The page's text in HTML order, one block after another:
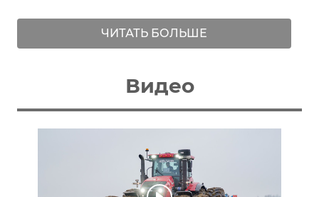
ЧИТАТЬ БОЛЬШЕ
Видео